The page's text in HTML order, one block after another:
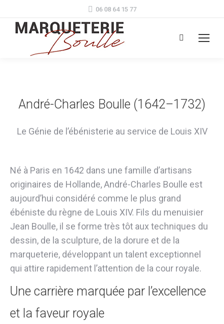
06 08 64 15 77
Search:
André-Charles Boulle (1642–1732)
Le Génie de l’ébénisterie au service de Louis XIV
Né à Paris en 1642 dans une famille d’artisans
originaires de Hollande, André-Charles Boulle est
aujourd’hui considéré comme le plus grand
ébéniste du règne de Louis XIV. Fils du menuisier
Jean Boulle, il se forme très tôt aux techniques du
dessin, de la sculpture, de la dorure et de la
marqueterie, développant un talent exceptionnel
qui attire rapidement l’attention de la cour royale.
Une carrière marquée par l’excellence
et la faveur royale